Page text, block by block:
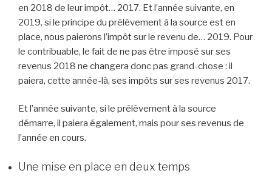
en 2018 de leur impôt… 2017. Et l’année suivante, en
2019, si le principe du prélèvement à la source est en
place, nous paierons l’impôt sur le revenu de… 2019. Pour
le contribuable, le fait de ne pas être imposé sur ses
revenus 2018 ne changera donc pas grand-chose : il
paiera, cette année-là, ses impôts sur ses revenus 2017.
Et l’année suivante, si le prélèvement à la source
démarre, il paiera également, mais pour ses revenus de
l’année en cours.
Une mise en place en deux temps